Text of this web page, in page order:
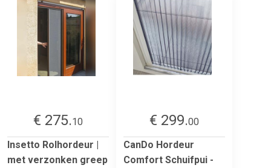
€ 275.10
Insetto Rolhordeur |
met verzonken greep
€ 299.00
CanDo Hordeur
Comfort Schuifpui -